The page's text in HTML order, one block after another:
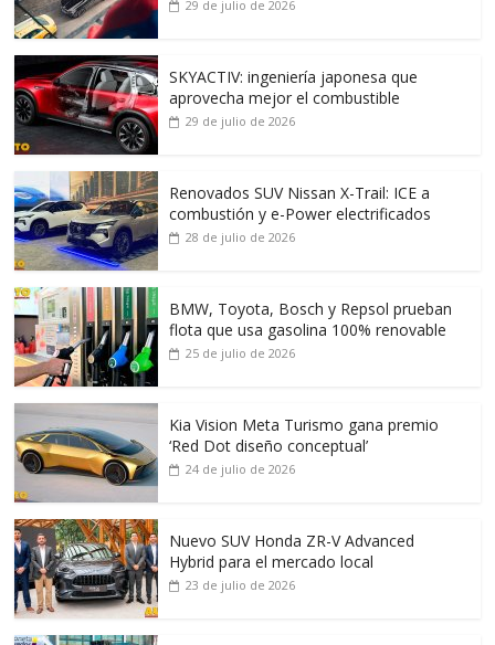
29 de julio de 2026
SKYACTIV: ingeniería japonesa que
aprovecha mejor el combustible
29 de julio de 2026
Renovados SUV Nissan X-Trail: ICE a
combustión y e-Power electrificados
28 de julio de 2026
BMW, Toyota, Bosch y Repsol prueban
flota que usa gasolina 100% renovable
25 de julio de 2026
Kia Vision Meta Turismo gana premio
‘Red Dot diseño conceptual’
24 de julio de 2026
Nuevo SUV Honda ZR-V Advanced
Hybrid para el mercado local
23 de julio de 2026